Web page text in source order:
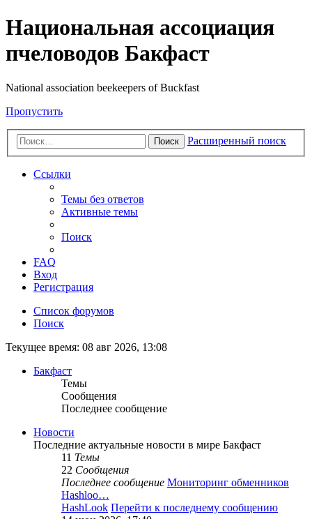
Национальная ассоциация
пчеловодов Бакфаст
National association beekeepers of Buckfast
Пропустить
Поиск Расширенный поиск
Ссылки
Темы без ответов
Активные темы
Поиск
FAQ
Вход
Регистрация
Список форумов
Поиск
Текущее время: 08 авг 2026, 13:08
Бакфаст
Темы
Сообщения
Последнее сообщение
Новости
Последние актуальные новости в мире Бакфаст
11 Темы
22 Сообщения
Последнее сообщение Мониторинг обменников
Hashloo…
HashLook Перейти к последнему сообщению